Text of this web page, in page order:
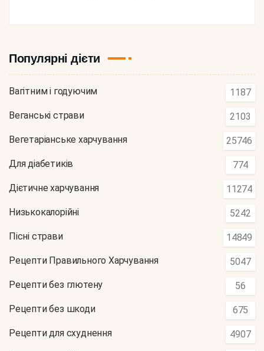
Популярні дієти
Вагітним і годуючим 1187
Веганські страви 2103
Вегетаріанське харчування 25746
Для діабетиків 774
Дієтичне харчування 11274
Низькокалорійні 5242
Пісні страви 14849
Рецепти Правильного Харчування 5047
Рецепти без глютену 56
Рецепти без шкоди 675
Рецепти для схуднення 4907